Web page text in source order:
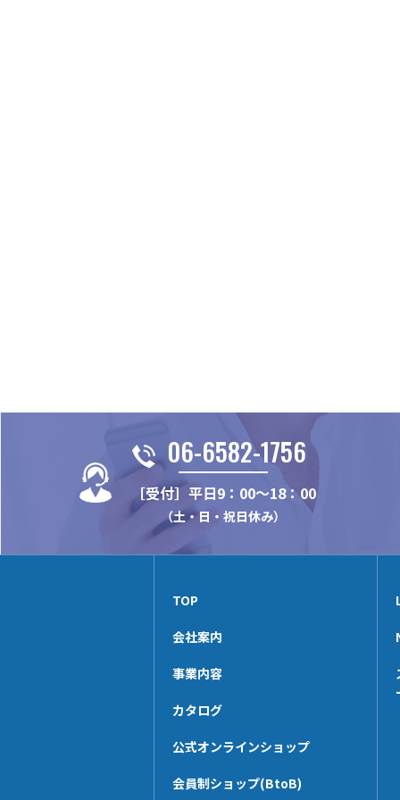
06-6582-1756
［受付］平日9：00～18：00
（土・日・祝日休み）
TOP
会社案内
事業内容
カタログ
公式オンラインショップ
会員制ショップ(BtoB)